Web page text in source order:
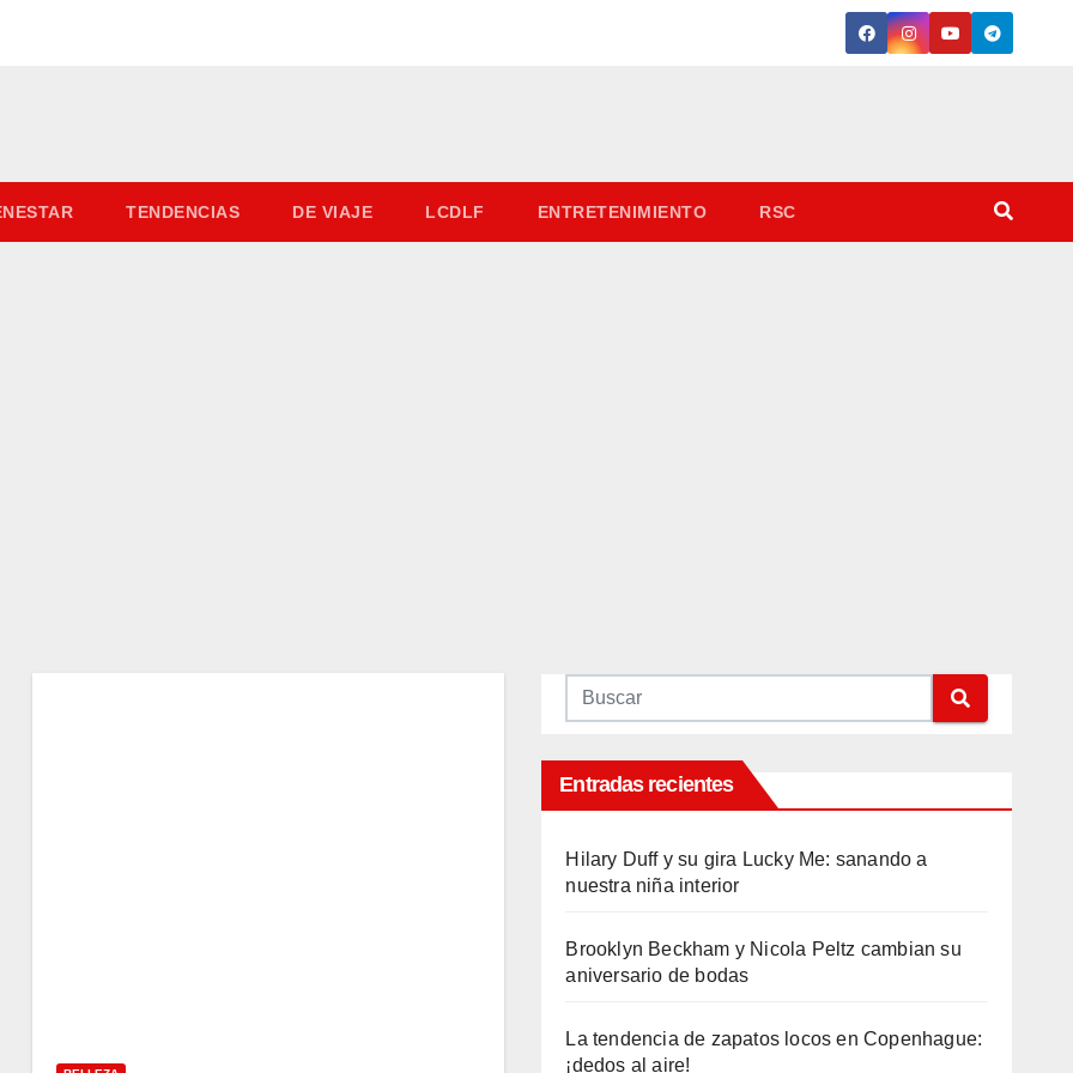
TENDENCIAS DE VIAJE LCDLF ENTRETENIMIENTO RSC
Entradas recientes
Hilary Duff y su gira Lucky Me: sanando a
nuestra niña interior
Brooklyn Beckham y Nicola Peltz cambian su
aniversario de bodas
La tendencia de zapatos locos en Copenhague:
¡dedos al aire!